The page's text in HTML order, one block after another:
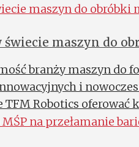
maszyn do
branży maszyn do
i
Robotics oferować
procesów.